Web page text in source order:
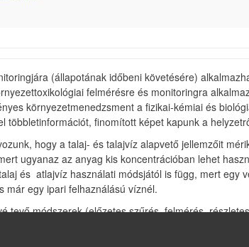
(állapotának időbeni követésére)
felmérésre és monitoringra
környezetmenedzsment a fizikai-kémiai és
többletinformációt, finomított képet kapunk a
hogy a talaj- és talajvíz alapvető jellemzőit
ugyanaz az anyag kis koncentrációban lehet
és atlajvíz használati módsjától is függ, mert egy
már egy ipari felhaználású víznél.
módszerek (előzetes szűrés, felmérés,
felmérés közben hozzunk döntéseket és annak